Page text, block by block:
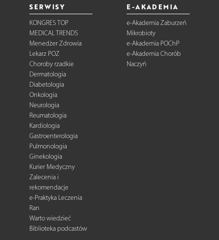
SERWISY
KONGRES TOP
MEDICAL TRENDS
Menedżer Zdrowia
Lekarz POZ
Choroby rzadkie
Dermatologia
Diabetologia
Onkologia
Neurologia
Reumatologia
Kardiologia
Gastroenterologia
Pulmonologia
Ginekologia
Kurier Medyczny
Zalecenia i
rekomendacje
e-Praktyka Leczenia
Ran
Warto wiedzieć
Biblioteka podcastów
E-AKADEMIA
e-Akademia Zaburzeń
Mikrobioty
e-Akademia POChP
e-Akademia Chorób
Naczyń